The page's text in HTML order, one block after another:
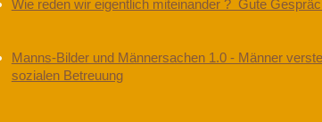
Wie reden wir eigentlich miteinander ? Gute
Manns-Bilder und Männersachen 1.0 - Männer
sozialen Betreuung